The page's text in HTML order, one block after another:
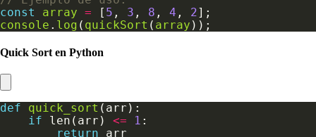
const
array = [ 5 , 3 , 8 , 4 , 2
console . log ( quickSort ( array
Quick Sort en Python
def quick_sort
if len(arr) <= 1
return